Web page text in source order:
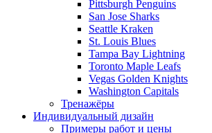
Pittsburgh Penguins
San Jose Sharks
Seattle Kraken
St. Louis Blues
Tampa Bay Lightning
Toronto Maple Leafs
Vegas Golden Knights
Washington Capitals
Тренажёры
Индивидуальный дизайн
Примеры работ и цены